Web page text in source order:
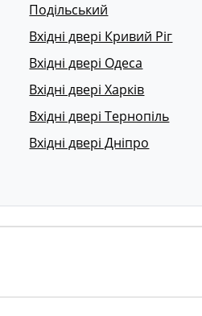
Подільський
Вхідні двері Кривий Ріг
Вхідні двері Одеса
Вхідні двері Харків
Вхідні двері Тернопіль
Вхідні двері Дніпро